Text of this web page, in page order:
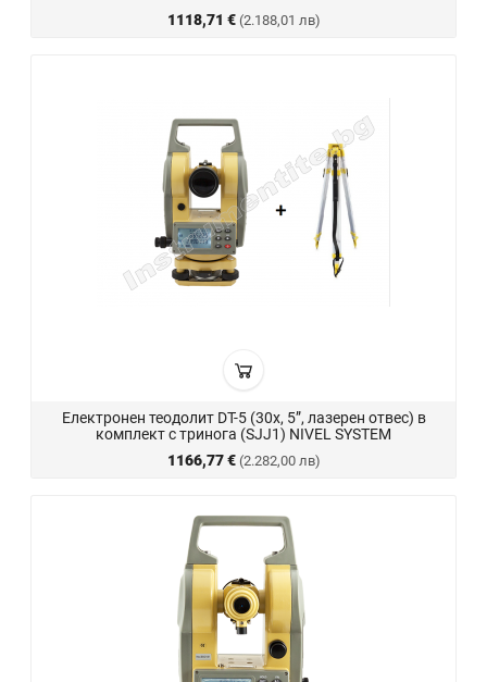
1118,71 € (2.188,01 лв)
Електронен теодолит DT-5 (30x, 5”, лазерен отвес) в
комплект с тринога (SJJ1) NIVEL SYSTEM
1166,77 € (2.282,00 лв)